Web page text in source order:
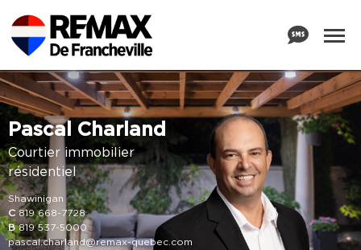
Pascal Charland
Courtier immobilier
résidentiel
Shawinigan
C 819 668-7728
B 819 537-5000
pascal.charland@remax-quebec.com